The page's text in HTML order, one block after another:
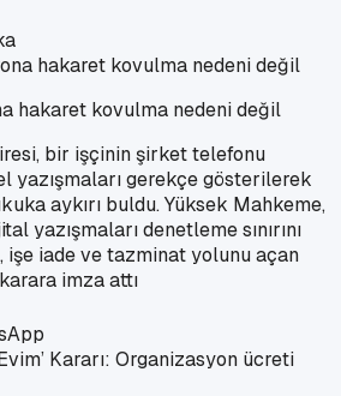
hakaret kovulma nedeni değil
bir işçinin şirket telefonu
yazışmaları gerekçe gösterilerek
aykırı buldu. Yüksek Mahkeme,
yazışmaları denetleme sınırını
işe iade ve tazminat yolunu açan
imza attı